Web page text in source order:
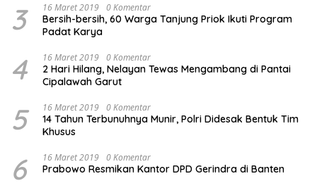
3 16 Maret 2019 0 Komentar
Bersih-bersih, 60 Warga Tanjung Priok Ikuti Program
Padat Karya
4 16 Maret 2019 0 Komentar
2 Hari Hilang, Nelayan Tewas Mengambang di Pantai
Cipalawah Garut
5 16 Maret 2019 0 Komentar
14 Tahun Terbunuhnya Munir, Polri Didesak Bentuk Tim
Khusus
6 16 Maret 2019 0 Komentar
Prabowo Resmikan Kantor DPD Gerindra di Banten